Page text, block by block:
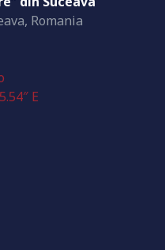
Romania
E